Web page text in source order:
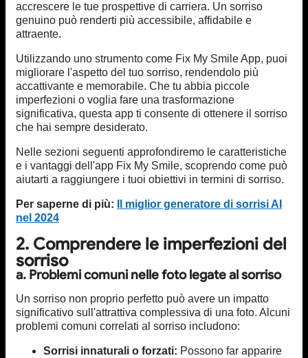
accrescere le tue prospettive di carriera. Un sorriso
genuino può renderti più accessibile, affidabile e
attraente.
Utilizzando uno strumento come Fix My Smile App, puoi
migliorare l'aspetto del tuo sorriso, rendendolo più
accattivante e memorabile. Che tu abbia piccole
imperfezioni o voglia fare una trasformazione
significativa, questa app ti consente di ottenere il sorriso
che hai sempre desiderato.
Nelle sezioni seguenti approfondiremo le caratteristiche
e i vantaggi dell'app Fix My Smile, scoprendo come può
aiutarti a raggiungere i tuoi obiettivi in termini di sorriso.
Per saperne di più:
Il miglior generatore di sorrisi AI
nel 2024
2. Comprendere le imperfezioni del
sorriso
a. Problemi comuni nelle foto legate al sorriso
Un sorriso non proprio perfetto può avere un impatto
significativo sull'attrattiva complessiva di una foto. Alcuni
problemi comuni correlati al sorriso includono:
Sorrisi innaturali o forzati: Possono far apparire